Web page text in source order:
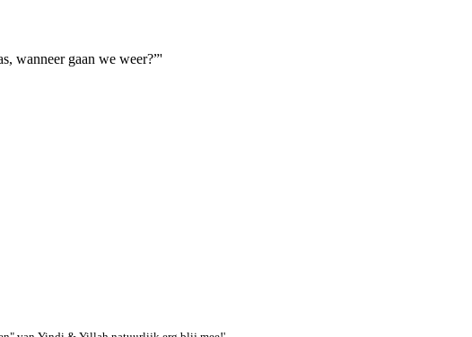
wanneer gaan we weer?”'